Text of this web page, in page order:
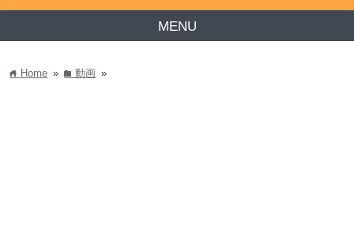
MENU
home Home » folder動画 »